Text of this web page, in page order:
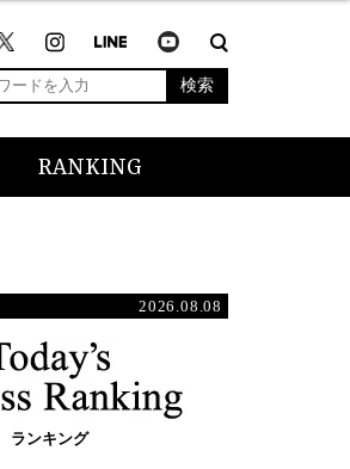
検索
RANKING
2026.08.08
ランキング